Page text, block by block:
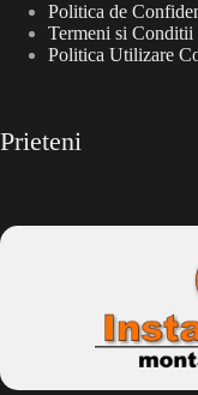
Politica de
Termeni si Conditii
Politica Utilizare
Prieteni